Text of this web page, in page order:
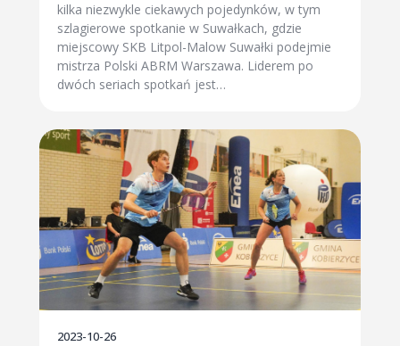
kilka niezwykle ciekawych pojedynków, w tym
szlagierowe spotkanie w Suwałkach, gdzie
miejscowy SKB Litpol-Malow Suwałki podejmie
mistrza Polski ABRM Warszawa. Liderem po
dwóch seriach spotkań jest…
2023-10-26